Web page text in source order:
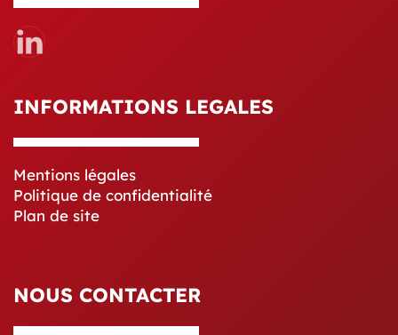
INFORMATIONS LEGALES
Mentions légales
Politique de confidentialité
Plan de site
NOUS CONTACTER